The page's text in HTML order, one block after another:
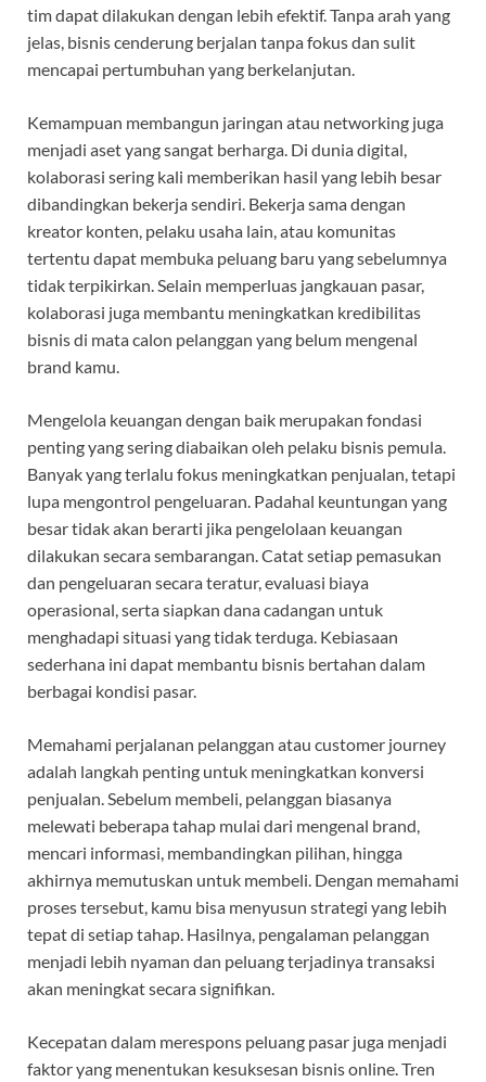
tim dapat dilakukan dengan lebih efektif. Tanpa arah yang
jelas, bisnis cenderung berjalan tanpa fokus dan sulit
mencapai pertumbuhan yang berkelanjutan.
Kemampuan membangun jaringan atau networking juga
menjadi aset yang sangat berharga. Di dunia digital,
kolaborasi sering kali memberikan hasil yang lebih besar
dibandingkan bekerja sendiri. Bekerja sama dengan
kreator konten, pelaku usaha lain, atau komunitas
tertentu dapat membuka peluang baru yang sebelumnya
tidak terpikirkan. Selain memperluas jangkauan pasar,
kolaborasi juga membantu meningkatkan kredibilitas
bisnis di mata calon pelanggan yang belum mengenal
brand kamu.
Mengelola keuangan dengan baik merupakan fondasi
penting yang sering diabaikan oleh pelaku bisnis pemula.
Banyak yang terlalu fokus meningkatkan penjualan, tetapi
lupa mengontrol pengeluaran. Padahal keuntungan yang
besar tidak akan berarti jika pengelolaan keuangan
dilakukan secara sembarangan. Catat setiap pemasukan
dan pengeluaran secara teratur, evaluasi biaya
operasional, serta siapkan dana cadangan untuk
menghadapi situasi yang tidak terduga. Kebiasaan
sederhana ini dapat membantu bisnis bertahan dalam
berbagai kondisi pasar.
Memahami perjalanan pelanggan atau customer journey
adalah langkah penting untuk meningkatkan konversi
penjualan. Sebelum membeli, pelanggan biasanya
melewati beberapa tahap mulai dari mengenal brand,
mencari informasi, membandingkan pilihan, hingga
akhirnya memutuskan untuk membeli. Dengan memahami
proses tersebut, kamu bisa menyusun strategi yang lebih
tepat di setiap tahap. Hasilnya, pengalaman pelanggan
menjadi lebih nyaman dan peluang terjadinya transaksi
akan meningkat secara signifikan.
Kecepatan dalam merespons peluang pasar juga menjadi
faktor yang menentukan kesuksesan bisnis online. Tren